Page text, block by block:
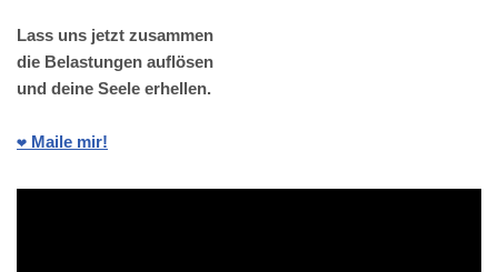
Lass uns jetzt zusammen
die Belastungen auflösen
und deine Seele erhellen.
❤️ Maile mir!